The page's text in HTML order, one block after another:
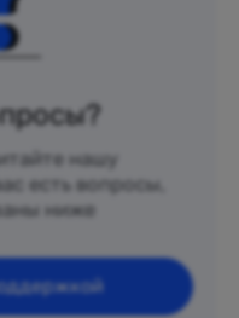
нашу
есть вопросы,
ниже